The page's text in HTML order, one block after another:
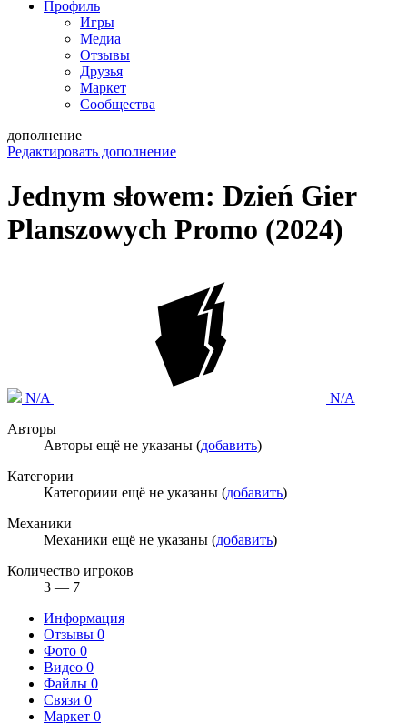
Профиль
Игры
Медиа
Отзывы
Друзья
Маркет
Сообщества
дополнение
Редактировать дополнение
Jednym słowem: Dzień Gier
Planszowych Promo (2024)
N/A
N/A
Авторы
Авторы ещё не указаны (добавить)
Категории
Категориии ещё не указаны (добавить)
Механики
Механики ещё не указаны (добавить)
Количество игроков
3 — 7
Информация
Отзывы 0
Фото 0
Видео 0
Файлы 0
Связи 0
Маркет 0